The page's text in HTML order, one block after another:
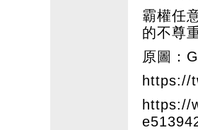
霸權任
的不尊
原圖：
https://
https://